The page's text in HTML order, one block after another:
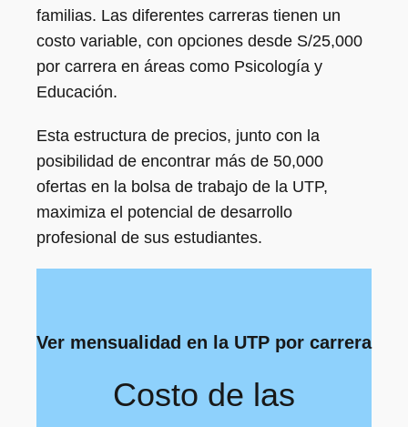
familias. Las diferentes carreras tienen un
costo variable, con opciones desde S/25,000
por carrera en áreas como Psicología y
Educación.
Esta estructura de precios, junto con la
posibilidad de encontrar más de 50,000
ofertas en la bolsa de trabajo de la UTP,
maximiza el potencial de desarrollo
profesional de sus estudiantes.
Ver mensualidad en la UTP por carrera
Costo de las